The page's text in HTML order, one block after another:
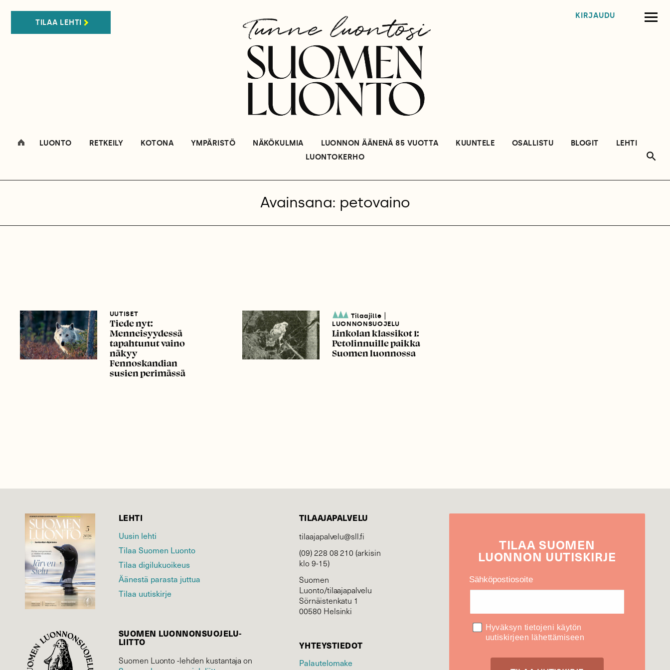
TILAA LEHTI
KIRJAUDU
LUONTO RETKEILY KOTONA YMPÄRISTÖ NÄKÖKULMIA LUONNON ÄÄNENÄ 85 VUOTTA KUUNTELE OSALLISTU BLOGIT
LEHTI
LUONTOKERHO
Avainsana: petovaino
UUTISET
Tiede nyt:
Menneisyydessä
tapahtunut vaino
näkyy
Fennoskandian
susien perimässä
Tilaajille
LUONNONSUOJELU
Linkolan klassikot 1:
Petolinnuille paikka
Suomen luonnossa
LEHTI
Uusin lehti
Tilaa Suomen Luonto
Tilaa digilukuoikeus
Äänestä parasta juttua
Tilaa uutiskirje
SUOMEN LUONNON­SUOJELU­
LIITTO
Suomen Luonto -lehden kustantaja on
TILAAJAPALVELU
tilaajapalvelu@sll.fi
(09) 228 08 210 (arkisin
klo 9-15)
Suomen
Luonto/tilaajapalvelu
Sörnäistenkatu 1
00580 Helsinki
YHTEYSTIEDOT
Palautelomake
TILAASUOMEN
LUONNON UUTIS­KIRJE
Sähköpostiosoite
Hyväksyn tietojeni käytön
uutiskirjeen lähettämiseen